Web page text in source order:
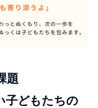
題
子どもたちの